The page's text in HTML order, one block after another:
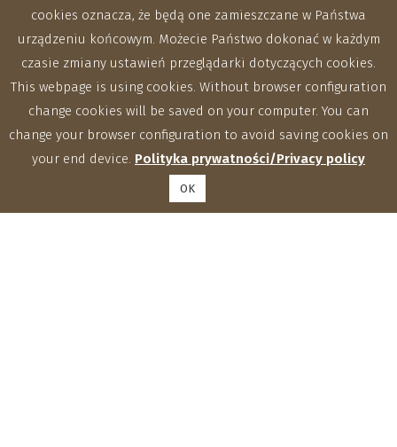
cookies oznacza, że będą one zamieszczane w Państwa
urządzeniu końcowym. Możecie Państwo dokonać w każdym
czasie zmiany ustawień przeglądarki dotyczących cookies.
This webpage is using cookies. Without browser configuration
change cookies will be saved on your computer. You can
change your browser configuration to avoid saving cookies on
your end device. Polityka prywatności/Privacy policy
OK